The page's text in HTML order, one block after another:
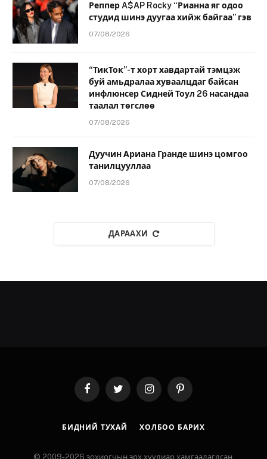
Реппер A$AP Rocky “Рианна яг одоо
студид шинэ дуугаа хийж байгаа” гэв
07/08/2026
“ТикТок”-т хорт хавдартай тэмцэж
буй амьдралаа хуваалцдаг байсан
инфлюнсер Сидней Тоул 26 насандаа
таалал төгслөө
07/08/2026
Дуучин Ариана Гранде шинэ цомгоо
танилцууллаа
07/08/2026
ДАРААХИ
FacebookTwitter InstagramPinterest
БИДНИЙ ТУХАЙ ХОЛБОО БАРИХ
© 2009-2026 зохиогчын эрх хуулиар хамгаалагдсан.